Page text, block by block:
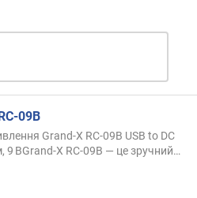
09B
Grand-X RC-09B USB to DC
9 ВGrand-X RC-09B — це зручний…